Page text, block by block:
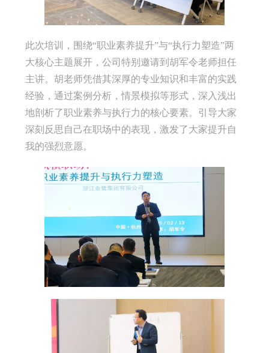
此次培训，围绕“职业素养提升”与“执行力塑造”两
大核心主题展开，公司特别邀请到胡军令老师担任
主讲。胡老师凭借其深厚的专业知识和丰富的实践
经验，通过案例分析，情景模拟等形式，深入浅出
地剖析了职业素养与执行力的核心要素。引导大家
深刻反思自己在职场中的表现，激发了大家提升自
我的强烈意愿。